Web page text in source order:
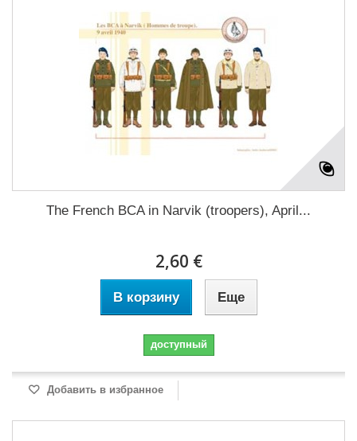
The French BCA in Narvik (troopers), April...
2,60 €
В корзину Еще
доступный
Добавить в избранное